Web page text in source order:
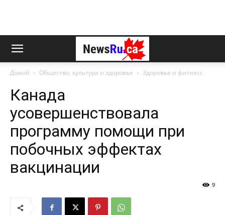
Домой Общество, культура и здоровье Здоровье и фитнесс
Канада
усовершенствовала
программу помощи при
побочных эффектах
вакцинации
9